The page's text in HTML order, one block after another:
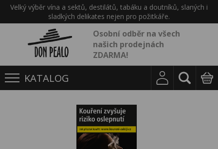
Velký výběr vína a sektů, destilátů, tabáku a doutníků, slaných i
sladkých delikates nejen pro požitkáře.
Osobní odběr na všech
našich prodejnách
ZDARMA!
KATALOG